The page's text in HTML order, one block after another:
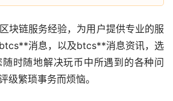
区块链服务经验，为用户提供专业的服
消息，以及btcs**消息资讯，选
时随地解决玩币中所遇到的各种问
级繁琐事务而烦恼。